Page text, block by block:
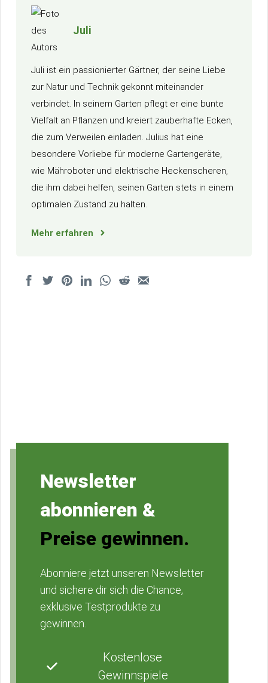
Juli
Juli ist ein passionierter Gärtner, der seine Liebe
zur Natur und Technik gekonnt miteinander
verbindet. In seinem Garten pflegt er eine bunte
Vielfalt an Pflanzen und kreiert zauberhafte Ecken,
die zum Verweilen einladen. Julius hat eine
besondere Vorliebe für moderne Gartengeräte,
wie Mähroboter und elektrische Heckenscheren,
die ihm dabei helfen, seinen Garten stets in einem
optimalen Zustand zu halten.
Mehr erfahren
Newsletter
abonnieren &
Preise gewinnen.
Abonniere jetzt unseren Newsletter
und sichere dir sich die Chance,
exklusive Testprodukte zu
gewinnen.
Kostenlose
Gewinnspiele